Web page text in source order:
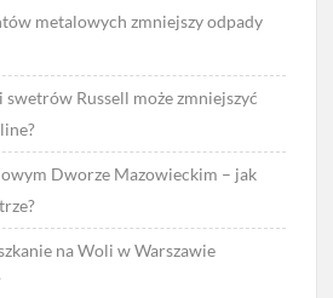
metalowych zmniejszy odpady
swetrów Russell może zmniejszyć
Dworze Mazowieckim – jak
na Woli w Warszawie